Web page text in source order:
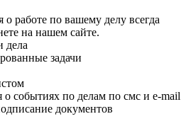
работе по вашему делу всегда
на нашем сайте.
дела
задачи
о событиях по делам по смс и e-mail
документов